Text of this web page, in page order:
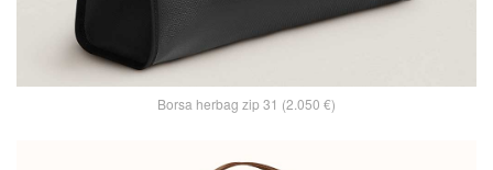
Borsa herbag zip 31 (2.050 €)